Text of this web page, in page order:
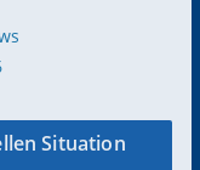
Situation